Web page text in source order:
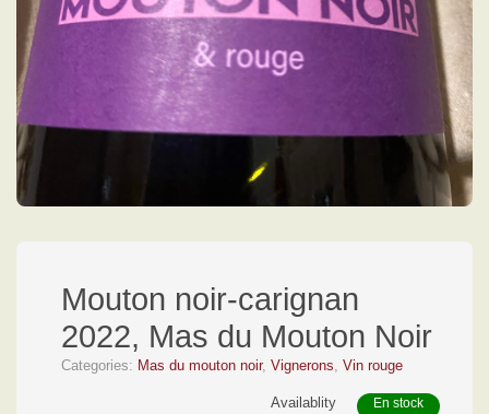
Mouton noir-carignan
2022, Mas du Mouton Noir
Categories: Mas du mouton noir, Vignerons, Vin rouge
Availablity En stock